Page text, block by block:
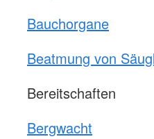
Bauchorgane
Beatmung von
Bereitschaften
Bergwacht